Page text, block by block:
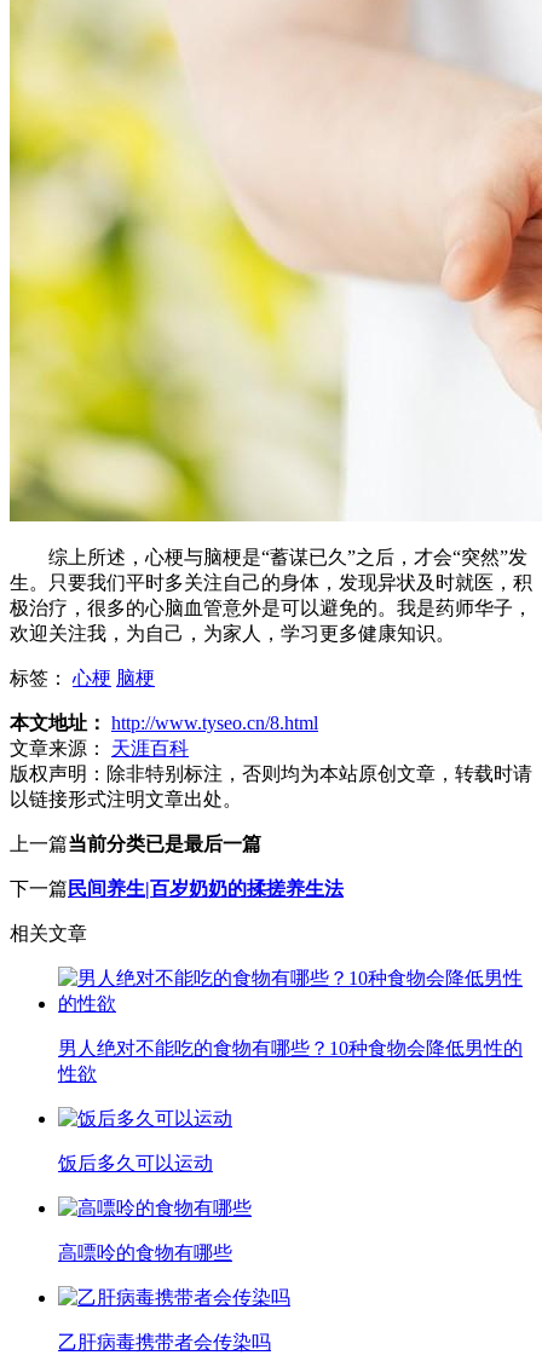
综上所述，心梗与脑梗是“蓄谋已久”之后，才会“突然”发
生。只要我们平时多关注自己的身体，发现异状及时就医，积
极治疗，很多的心脑血管意外是可以避免的。我是药师华子，
欢迎关注我，为自己，为家人，学习更多健康知识。
标签： 心梗 脑梗
本文地址： http://www.tyseo.cn/8.html
文章来源：
天涯百科
版权声明： 除非特别标注，否则均为本站原创文章，转载时请
以链接形式注明文章出处。
上一篇当前分类已是最后一篇
下一篇 民间养生|百岁奶奶的揉搓养生法
相关文章
男人绝对不能吃的食物有哪些？10种食物会降低男性的
性欲
饭后多久可以运动
高嘌呤的食物有哪些
乙肝病毒携带者会传染吗